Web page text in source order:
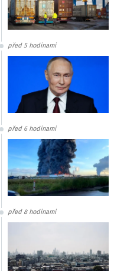
před 5 hodinami
před 6 hodinami
před 8 hodinami